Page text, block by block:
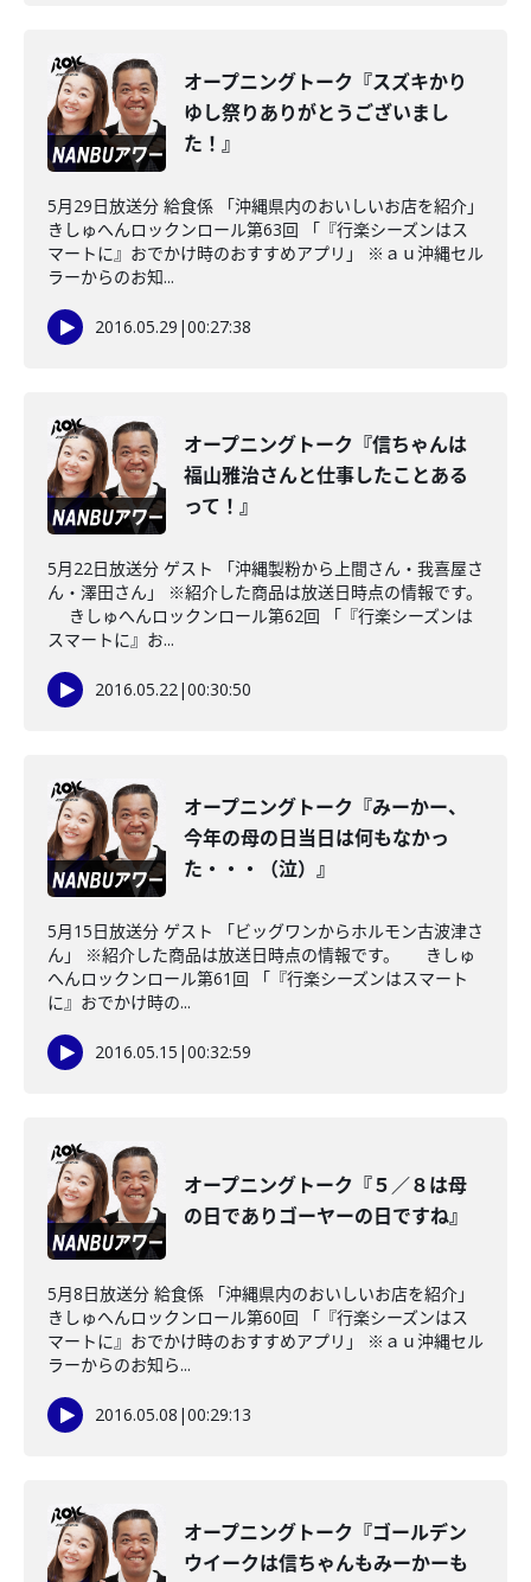
オープニングトーク『スズキかり
ゆし祭りありがとうございまし
た！』
5月29日放送分 給食係 「沖縄県内のおいしいお店を紹介」
きしゅへんロックンロール第63回 「『行楽シーズンはス
マートに』おでかけ時のおすすめアプリ」 ※ａｕ沖縄セル
ラーからのお知...
2016.05.29 |00:27:38
オープニングトーク『信ちゃんは
福山雅治さんと仕事したことある
って！』
5月22日放送分 ゲスト 「沖縄製粉から上間さん・我喜屋さ
ん・澤田さん」 ※紹介した商品は放送日時点の情報です。
きしゅへんロックンロール第62回 「『行楽シーズンは
スマートに』お...
2016.05.22|00:30:50
オープニングトーク『みーかー、
今年の母の日当日は何もなかっ
た・・・（泣）』
5月15日放送分 ゲスト 「ビッグワンからホルモン古波津さ
ん」 ※紹介した商品は放送日時点の情報です。 きしゅ
へんロックンロール第61回 「『行楽シーズンはスマート
に』おでかけ時の...
2016.05.15 |00:32:59
オープニングトーク『５／８は母
の日でありゴーヤーの日ですね』
5月8日放送分 給食係 「沖縄県内のおいしいお店を紹介」
きしゅへんロックンロール第60回 「『行楽シーズンはス
マートに』おでかけ時のおすすめアプリ」 ※ａｕ沖縄セル
ラーからのお知ら...
2016.05.08 |00:29:13
オープニングトーク『ゴールデン
ウイークは信ちゃんもみーかーも